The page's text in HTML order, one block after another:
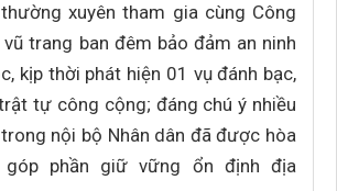
xuyên tham gia cùng Công
trang ban đêm bảo đảm an ninh
kịp thời phát hiện 01 vụ đánh bạc,
tự công cộng; đáng chú ý nhiều
nội bộ Nhân dân đã được hòa
phần giữ vững ổn định địa